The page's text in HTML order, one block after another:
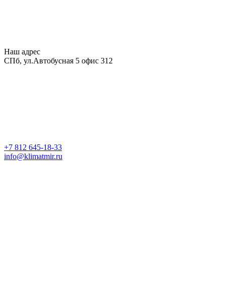
Наш адрес
СПб, ул.Автобусная 5 офис 312
+7 812 645-18-33
info@klimatmir.ru